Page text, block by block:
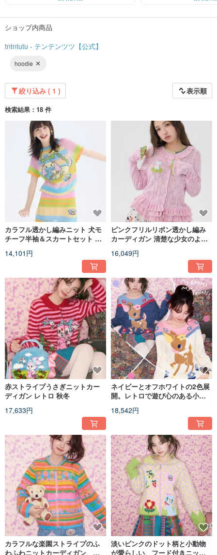
ショップ内商品
tntntutu - テンテンツツ【公式】
hoodie
絞り込み ( 1 ) 表示順
検索結果：18 件
カラフル透かし編みニット 犬モ
チーフ半袖＆スカートセット 遊
14,101円
ピンクフリルリボン透かし編み
カーディガン 清楚な少女のよう
16,049円
赤ストライプうさぎニットカー
ディガン レトロ 秋冬
17,633円
ネイビーとオフホワイトの2色展
開。レトロで遊び心のある小鹿
18,542円
カラフルな楽園ストライプのふ
わふわニットカーディガン、配
淡いピンクのドット柄と小動物
が愛らしい、フード付きニット